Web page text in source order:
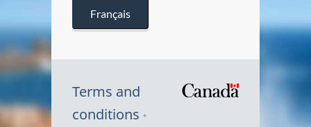
Français
Terms and
conditions
Symbole